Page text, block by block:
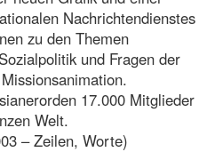
Nachrichtendienstes
zu den Themen
und Fragen der
17.000 Mitglieder
Welt.
– Zeilen, Worte)